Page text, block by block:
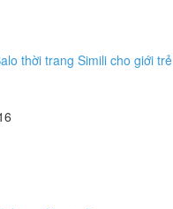
thời trang Simili cho giới trẻ